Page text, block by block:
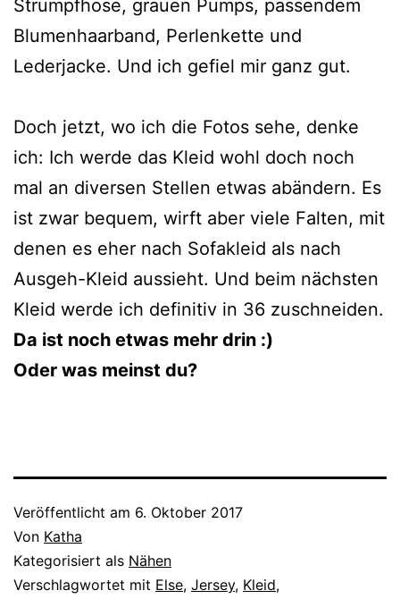
Strumpfhose, grauen Pumps, passendem
Blumenhaarband, Perlenkette und
Lederjacke. Und ich gefiel mir ganz gut.
Doch jetzt, wo ich die Fotos sehe, denke
ich: Ich werde das Kleid wohl doch noch
mal an diversen Stellen etwas abändern. Es
ist zwar bequem, wirft aber viele Falten, mit
denen es eher nach Sofakleid als nach
Ausgeh-Kleid aussieht. Und beim nächsten
Kleid werde ich definitiv in 36 zuschneiden.
Da ist noch etwas mehr drin :)
Oder was meinst du?
Veröffentlicht am 6. Oktober 2017
Von Katha
Kategorisiert als Nähen
Verschlagwortet mit Else, Jersey, Kleid,